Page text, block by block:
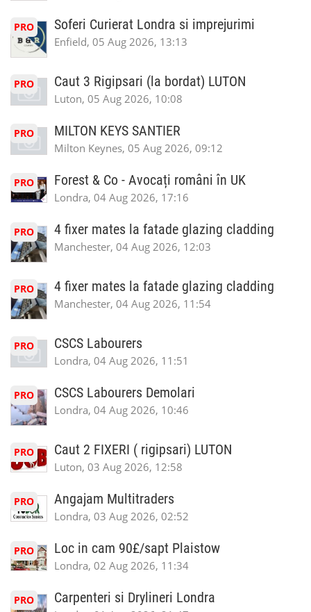
PRO Soferi Curierat Londra si imprejurimi
Enfield, 05 Aug 2026, 13:13
PRO Caut 3 Rigipsari (la bordat) LUTON
Luton, 05 Aug 2026, 10:08
PRO MILTON KEYS SANTIER
Milton Keynes, 05 Aug 2026, 09:12
PRO Forest & Co - Avocați români în UK
Londra, 04 Aug 2026, 17:16
PRO 4 fixer mates la fatade glazing cladding
Manchester, 04 Aug 2026, 12:03
PRO 4 fixer mates la fatade glazing cladding
Manchester, 04 Aug 2026, 11:54
PRO CSCS Labourers
Londra, 04 Aug 2026, 11:51
PRO CSCS Labourers Demolari
Londra, 04 Aug 2026, 10:46
PRO Caut 2 FIXERI ( rigipsari) LUTON
Luton, 03 Aug 2026, 12:58
PRO Angajam Multitraders
Londra, 03 Aug 2026, 02:52
PRO Loc in cam 90£/sapt Plaistow
Londra, 02 Aug 2026, 11:34
PRO Carpenteri si Drylineri Londra